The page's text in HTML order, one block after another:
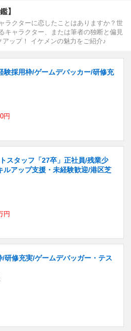
】
ラクターに恋したことはありますか？世
キャラクター、または筆者の独断と偏見
アップ！ イケメンの魅力をご紹介♪
験採用枠/ゲームデバッカー/研修充
円
スタッフ「27卒」正社員/残業少
ルアップ支援・未経験歓迎/港区芝
円
研修充実/ゲームデバッガー・テス